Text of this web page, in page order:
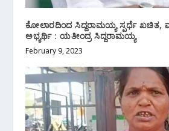
ಕೋಲಾರದಿಂದ ಸಿದ್ದರಾಮಯ್ಯ ಸ್ಪರ್ಧೆ ಖಚಿತ,
ಅಭ್ಯರ್ಥಿ : ಯತೀಂದ್ರ ಸಿದ್ದರಾಮಯ್ಯ
February 9, 2023